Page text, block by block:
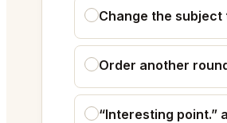
Change the
Order another
“Interesting point.”